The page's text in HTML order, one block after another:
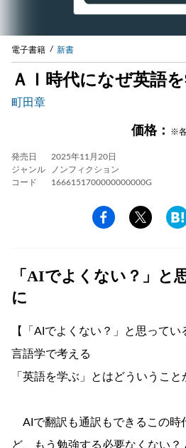
電子書籍 新書
ＡＩ時代になぜ英語
町田章
価格： ※各
発売日
2025年11月20日
ジャンル
ノンフィクション
コード
1666151700000000000G
「AIでよくない？」と
に
【「AIでよくない？」と思ってい
言語学で考える
「英語を学ぶ」とはどういうこと
AIで翻訳も通訳もできるこの時
ど、もう勉強する必要なくない